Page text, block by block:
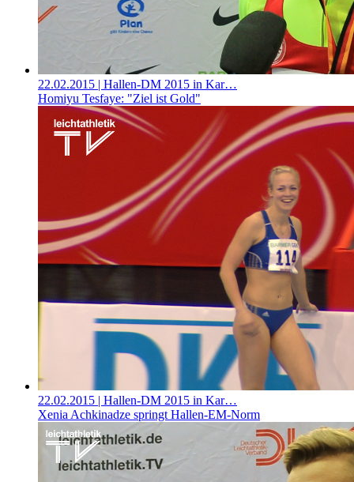
22.02.2015 | Hallen-DM 2015 in Kar…
Homiyu Tesfaye: "Ziel ist Gold"
22.02.2015 | Hallen-DM 2015 in Kar…
Xenia Achkinadze springt Hallen-EM-Norm